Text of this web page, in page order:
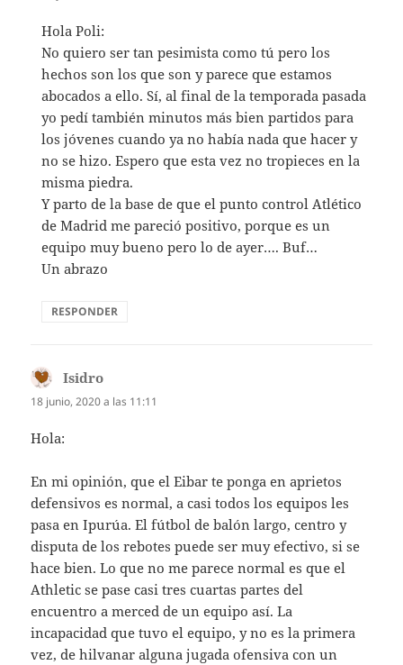
Hola Poli:
No quiero ser tan pesimista como tú pero los
hechos son los que son y parece que estamos
abocados a ello. Sí, al final de la temporada pasada
yo pedí también minutos más bien partidos para
los jóvenes cuando ya no había nada que hacer y
no se hizo. Espero que esta vez no tropieces en la
misma piedra.
Y parto de la base de que el punto control Atlético
de Madrid me pareció positivo, porque es un
equipo muy bueno pero lo de ayer…. Buf…
Un abrazo
RESPONDER
Isidro
18 junio, 2020 a las 11:11
Hola:
En mi opinión, que el Eibar te ponga en aprietos
defensivos es normal, a casi todos los equipos les
pasa en Ipurúa. El fútbol de balón largo, centro y
disputa de los rebotes puede ser muy efectivo, si se
hace bien. Lo que no me parece normal es que el
Athletic se pase casi tres cuartas partes del
encuentro a merced de un equipo así. La
incapacidad que tuvo el equipo, y no es la primera
vez, de hilvanar alguna jugada ofensiva con un